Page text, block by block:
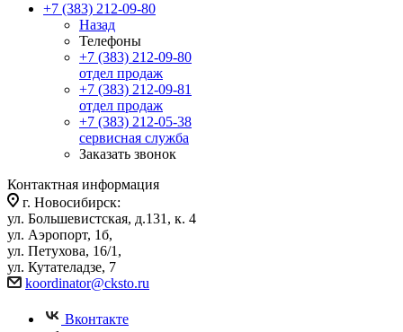
+7 (383) 212-09-80
Назад
Телефоны
+7 (383) 212-09-80
отдел продаж
+7 (383) 212-09-81
отдел продаж
+7 (383) 212-05-38
сервисная служба
Заказать звонок
Контактная информация
г. Новосибирск:
ул. Большевистская, д.131, к. 4
ул. Аэропорт, 1б,
ул. Петухова, 16/1,
ул. Кутателадзе, 7
koordinator@cksto.ru
Вконтакте